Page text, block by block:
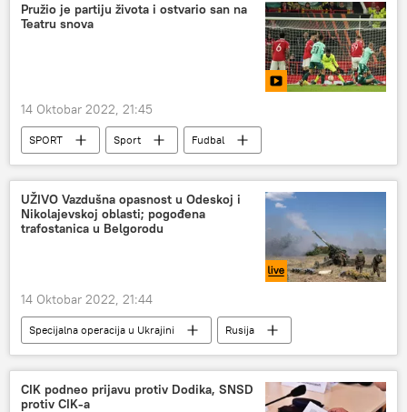
Pružio je partiju života i ostvario san na
Teatru snova
14 Oktobar 2022, 21:45
SPORT Sport
Fudbal
Mančester junajted
Liga Evrope
UŽIVO Vazdušna opasnost u Odeskoj i
Nikolajevskoj oblasti; pogođena
trafostanica u Belgorodu
14 Oktobar 2022, 21:44
Specijalna operacija u Ukrajini
Rusija
Ukrajina
Donbas
CIK podneo prijavu protiv Dodika, SNSD
protiv CIK-a